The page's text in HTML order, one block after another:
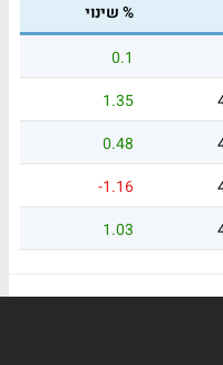
% שינוי
0.1
1.35
0.48
-1.16
1.03